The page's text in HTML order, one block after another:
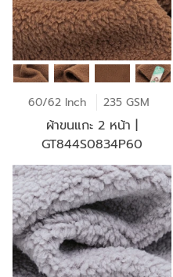
60/62 Inch 235 GSM
ผ้าขนแกะ 2 หน้า |
GT844S0834P60